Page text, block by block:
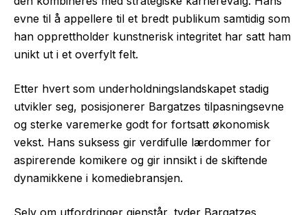
evne til å appellere til et bredt publikum samtidig som
han opprettholder kunstnerisk integritet har satt ham
unikt ut i et overfylt felt.
Etter hvert som underholdningslandskapet stadig
utvikler seg, posisjonerer Bargatzes tilpasningsevne
og sterke varemerke godt for fortsatt økonomisk
vekst. Hans suksess gir verdifulle lærdommer for
aspirerende komikere og gir innsikt i de skiftende
dynamikkene i komediebransjen.